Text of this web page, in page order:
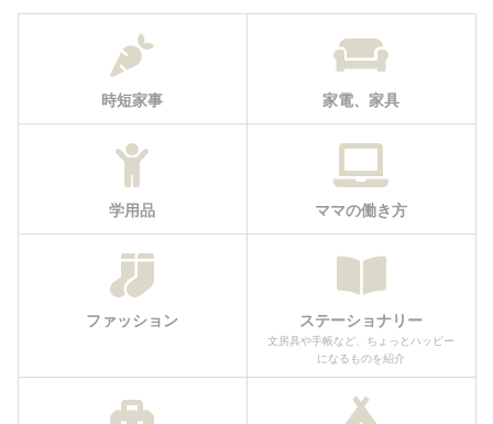
時短家事 家電、家具
学用品 ママの働き方
ファッション ステーショナリー
文房具や手帳など、ちょっとハッピー
になるものを紹介